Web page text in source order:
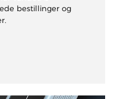
bestillinger og